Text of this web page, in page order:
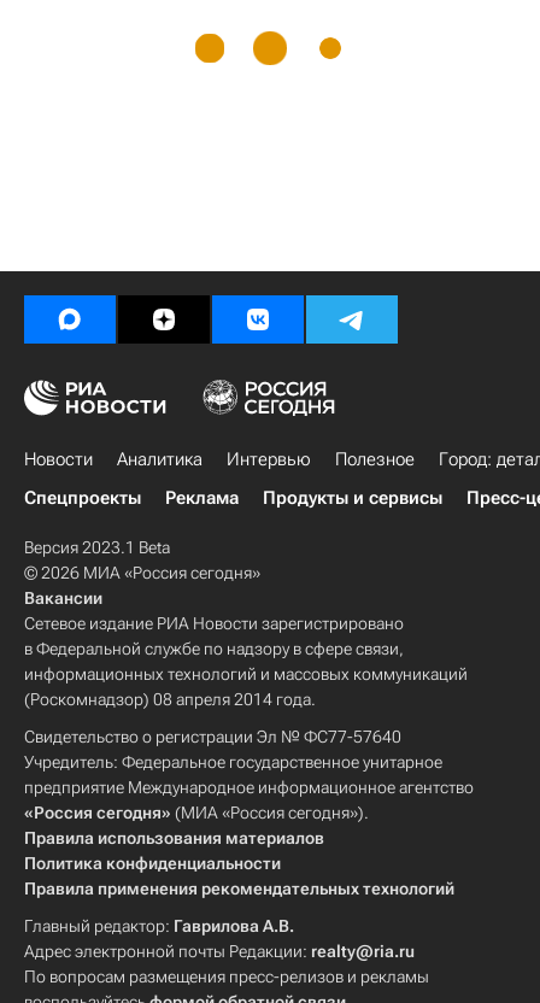
Новости Аналитика Интервью Полезное
Город:
Спецпроекты
Реклама Продукты и сервисы Пресс-
Версия 2023.1 Beta
© 2026 МИА «Россия сегодня»
Вакансии
Сетевое издание РИА Новости зарегистрировано
в Федеральной службе по надзору в сфере связи,
информационных технологий и массовых коммуникаций
(Роскомнадзор) 08 апреля 2014 года.
Свидетельство о регистрации Эл № ФС77-57640
Учредитель: Федеральное государственное унитарное
предприятие Международное информационное агентство
«Россия сегодня» (МИА «Россия сегодня»).
Правила использования материалов
Политика конфиденциальности
Правила применения рекомендательных технологий
Главный редактор: Гаврилова А.В.
Адрес электронной почты Редакции: realty@ria.ru
По вопросам размещения пресс-релизов и рекламы